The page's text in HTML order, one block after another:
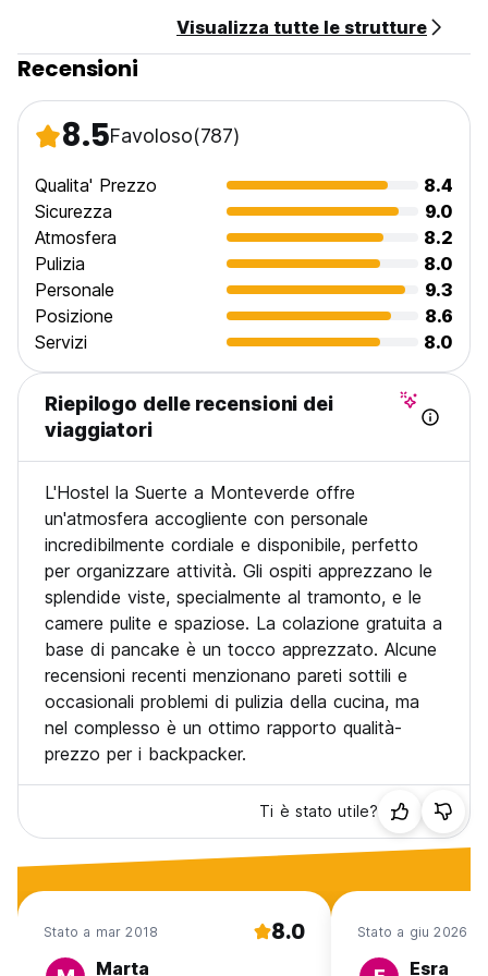
Politica di cancellazione: 48 ore prima dell'arrivo.
Colazione economica
WIFI Gratis
Trasporto gratuito per tutti i tour
Generale:
Nessun coprifuoco.
Reception disponibile dalle 07:00 alle 20:00.
Visualizza tutte le strutture
Recensioni
8.5Favoloso(787)
Qualita' Prezzo
8.4
Sicurezza
9.0
Atmosfera
8.2
Pulizia
8.0
Personale
9.3
Posizione
8.6
Servizi
8.0
Riepilogo delle recensioni dei
viaggiatori
L'Hostel la Suerte a Monteverde offre
un'atmosfera accogliente con personale
incredibilmente cordiale e disponibile, perfetto
per organizzare attività. Gli ospiti apprezzano le
splendide viste, specialmente al tramonto, e le
camere pulite e spaziose. La colazione gratuita a
base di pancake è un tocco apprezzato. Alcune
recensioni recenti menzionano pareti sottili e
occasionali problemi di pulizia della cucina, ma
nel complesso è un ottimo rapporto qualità-
prezzo per i backpacker.
Ti è stato utile?
Stato a mar 2018 8.0
Marta
Stato a giu 2026
Esra